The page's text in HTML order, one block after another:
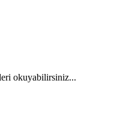
okuyabilirsiniz...